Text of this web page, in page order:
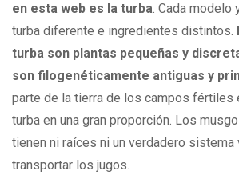
en esta web es la turba. Cada modelo
turba diferente e ingredientes distintos.
turba son plantas pequeñas y
son filogenéticamente antiguas y
parte de la tierra de los campos fértiles
turba en una gran proporción. Los
tienen ni raíces ni un verdadero sistema
transportar los jugos.